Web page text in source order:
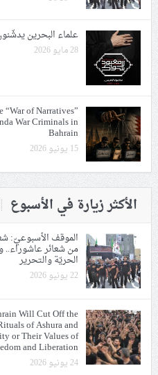
علماء البحرين يدشّنون
28 مايو 2026
of Narratives”
War Criminals in
Bahrain
15 يونيو 2026
الأكثر زيارة في الأسبوع
الموقف الأسبوعيّ:
من شعائر عاشوراء..
الحريّة والتحرير
22 يونيو 2026
Will Cut Off the
of Ashura and
or Their Values of
and Liberation
24 يونيو 2026